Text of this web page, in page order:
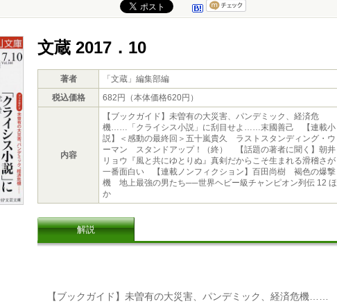
文蔵 2017．10
著者
「文蔵」編集部編
税込価格
682円（本体価格620円）
内容
【ブックガイド】未曽有の大災害、パンデミック、経済危
機……「クライシス小説」に刮目せよ……末國善己 【連載小
説】＜感動の最終回＞五十嵐貴久 ラストスタンディング・ウ
ーマン スタンドアップ！（終） 【話題の著者に聞く】朝井
リョウ『風と共にゆとりぬ』真剣だからこそ生まれる滑稽さが
一番面白い 【連載ノンフィクション】百田尚樹 褐色の爆撃
機 地上最強の男たち──世界ヘビー級チャンピオン列伝 12 ほ
か
解説
【ブックガイド】未曽有の大災害、パンデミック、経済危機……